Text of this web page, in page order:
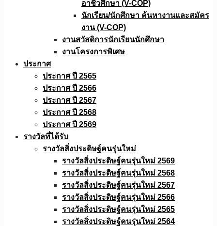
อาชีวศึกษา (V-COP)
นักเรียน/นักศึกษา ค้นหางานและสมัคร
งาน (V-COP)
งานสวัสดิการนักเรียนนักศึกษา
งานโครงการพิเศษ
ประกาศ
ประกาศ ปี 2565
ประกาศ ปี 2566
ประกาศ ปี 2567
ประกาศ ปี 2568
ประกาศ ปี 2569
รางวัลที่ได้รับ
รางวัลสิ่งประดิษฐ์คนรุ่นใหม่
รางวัลสิ่งประดิษฐ์คนรุ่นใหม่ 2569
รางวัลสิ่งประดิษฐ์คนรุ่นใหม่ 2568
รางวัลสิ่งประดิษฐ์คนรุ่นใหม่ 2567
รางวัลสิ่งประดิษฐ์คนรุ่นใหม่ 2566
รางวัลสิ่งประดิษฐ์คนรุ่นใหม่ 2565
รางวัลสิ่งประดิษฐ์คนรุ่นใหม่ 2564